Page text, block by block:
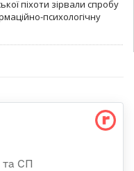
піхоти зірвали спробу
психологічну
та СП